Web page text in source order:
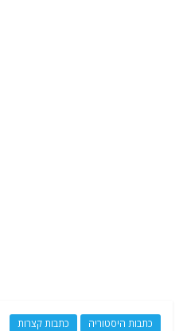
כתבות היסטוריה כתבות קצרות